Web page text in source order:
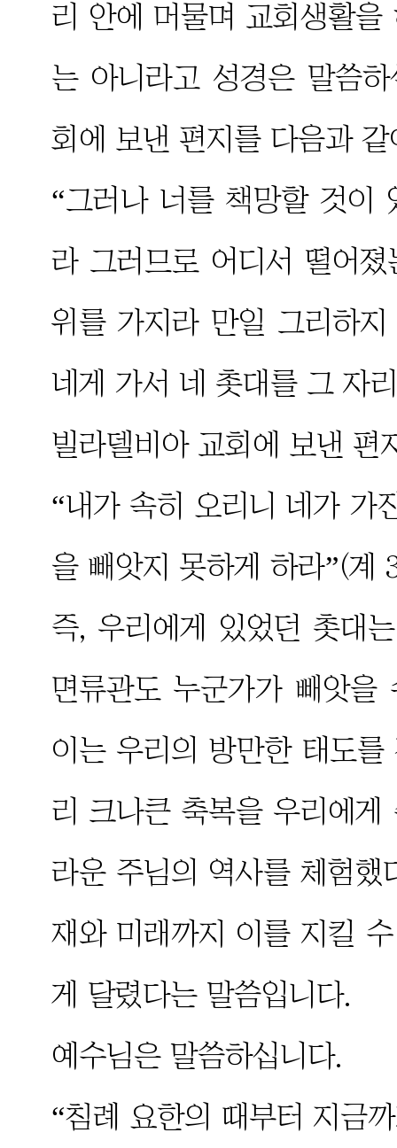
리 안에 머물며 교회생활
는 아니라고 성경은 말씀
회에 보낸 편지를 다음과
“그러나 너를 책망할 것이
라 그러므로 어디서 떨어
위를 가지라 만일 그리하
네게 가서 네 촛대를 그 자
빌라델비아 교회에 보낸 편
“내가 속히 오리니 네가 가
을 빼앗지 못하게 하라”(계
즉, 우리에게 있었던 촛대
면류관도 누군가가 빼앗을
이는 우리의 방만한 태도
리 크나큰 축복을 우리에
라운 주님의 역사를 체험
재와 미래까지 이를 지킬
게 달렸다는 말씀입니다.
예수님은 말씀하십니다.
“침례 요한의 때부터 지금